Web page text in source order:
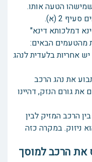
הטעה אותו.
2 (א).
דמלכותא דינא"
מהטעמים הבאים:
אחריות בלעדית לנהג
את נהג הרכב
את גורם הנזק, דהיינו
הרכב המזיק לבין
ניזוק. במקרה כזה
את הרכב למוסך